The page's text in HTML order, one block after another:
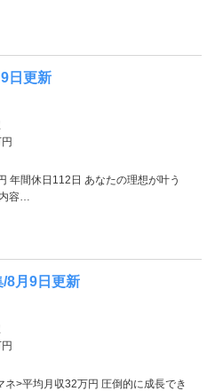
日更新
年間休日112日 あなたの理想が叶う
容…
8月9日更新
ネ>平均月収32万円 圧倒的に成長でき